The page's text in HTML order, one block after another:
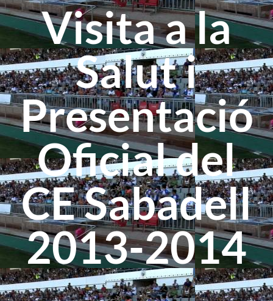
Visita a la
Salut i
Presentació
Oficial del
CE Sabadell
2013-2014